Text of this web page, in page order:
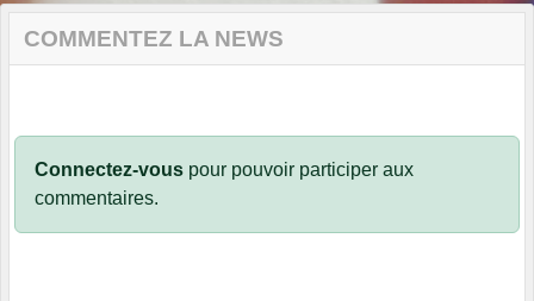
COMMENTEZ LA NEWS
Connectez-vous pour pouvoir participer aux
commentaires.